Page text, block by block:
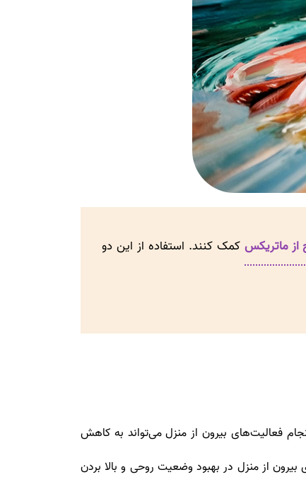
از ماتریکسکمک کنند. استفاده از این دو
فعالیت‌های بیرون از منزل می‌تواند به کاهش
از منزل در بهبود وضعیت روحی و بالا بردن